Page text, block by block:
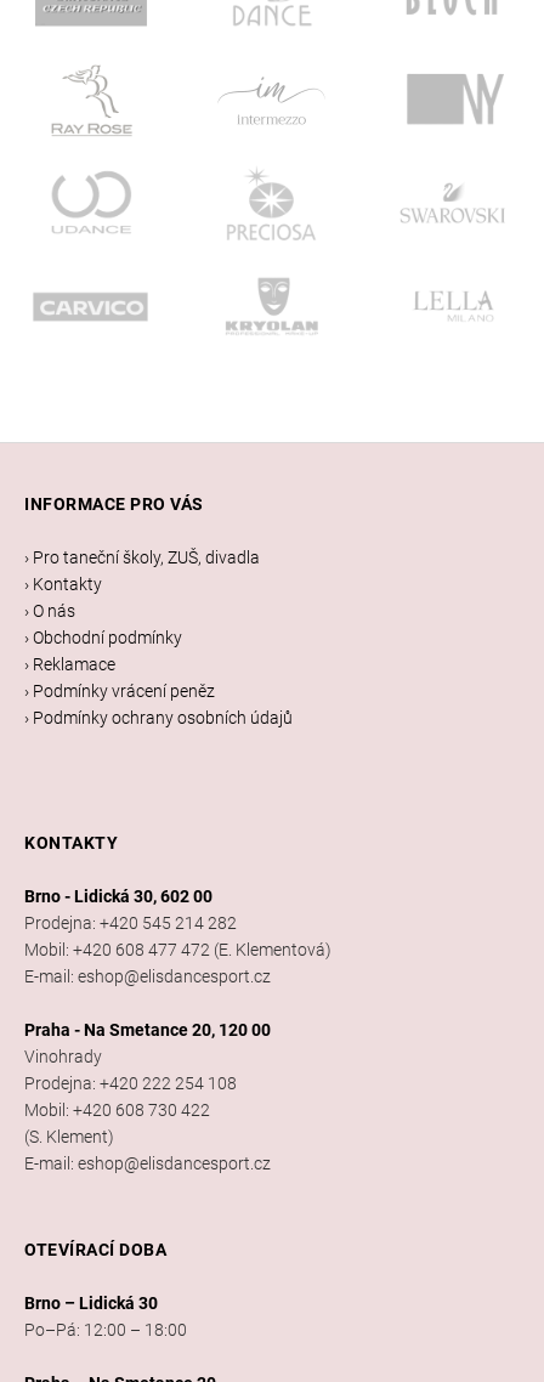
INFORMACE PRO VÁS
› Pro taneční školy, ZUŠ, divadla
› Kontakty
› O nás
› Obchodní podmínky
› Reklamace
› Podmínky vrácení peněz
› Podmínky ochrany osobních údajů
KONTAKTY
Brno - Lidická 30, 602 00
Prodejna: +420 545 214 282
Mobil: +420 608 477 472 (E. Klementová)
E-mail: eshop@elisdancesport.cz
Praha - Na Smetance 20, 120 00
Vinohrady
Prodejna: +420 222 254 108
Mobil: +420 608 730 422
(S. Klement)
E-mail: eshop@elisdancesport.cz
OTEVÍRACÍ DOBA
Brno – Lidická 30
Po–Pá: 12:00 – 18:00